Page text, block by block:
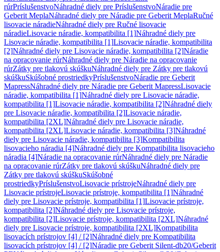
rúrPríslušenstvoNáhradné diely pre PríslušenstvoNáradie pre
Geberit MeplaNáhradné diely pre Náradie pre Geberit MeplaRučné
lisovacie náradieNáhradné diely pre Ručné lisovacie
náradieLisovacie náradie, kompatibilita [1]Náhradné diely pre
Lisovacie náradie, kompatibilita [1]Lisovacie náradie, kompatibilita
[2]Náhradné diely pre Lisovacie náradie, kompatibilita [2]Náradie
na opracovanie rúrNáhradné diely pre Náradie na opracovanie
rúrZátky pre tlakovú skúškuNáhradné diely pre Zátky pre tlakovú
skúškuSkúšobné prostriedkyPríslušenstvoNáradie pre Geberit
MapressNáhradné diely pre Náradie pre Geberit MapressLisovacie
náradie, kompatibilita [1]Náhradné diely pre Lisovacie náradie,
kompatibilita [1]Lisovacie náradie, kompatibilita [2]Náhradné diely
pre Lisovacie náradie, kompatibilita [2]Lisovacie náradie,
kompatibilita [2XL]Náhradné diely pre Lisovacie náradie,
kompatibilita [2XL]Lisovacie náradie, kompatibilita [3]Náhradné
diely pre Lisovacie náradie, kompatibilita [3]Kompatibilita
lisovacieho náradia [4]Náhradné diely pre Kompatibilita lisovacieho
náradia [4]Náradie na opracovanie rúrNáhradné diely pre Náradie
na opracovanie rúrZátky pre tlakovú skúškuNáhradné diely pre
Zátky pre tlakovú skúškuSkúšobné
prostriedkyPríslušenstvoLisovacie prístrojeNáhradné diely pre
Lisovacie prístrojeLisovacie prístroje, kompatibilita [1]Náhradné
diely pre Lisovacie prístroje, kompatibilita [1]Lisovacie prístroje,
kompatibilita [2]Náhradné diely pre Lisovacie prístroje,
kompatibilita [2]Lisovacie prístroje, kompatibilita [2XL]Náhradné
diely pre Lisovacie prístroje, kompatibilita [2XL]Kompatibilita
lisovacích prístrojov [4] / [2]Náhradné diely pre Kompatibilita
lisovacích prístrojov [4] / [2]Náradie pre Geberit Silent-db20/Geberit